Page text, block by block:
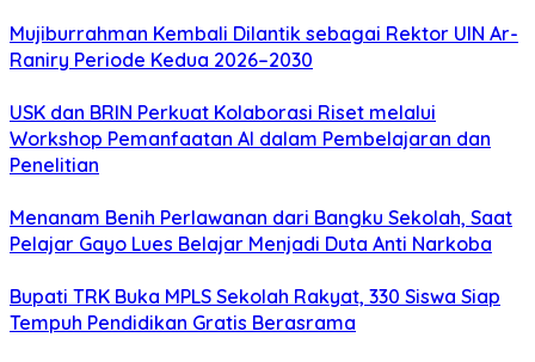
Mujiburrahman Kembali Dilantik sebagai Rektor UIN Ar-
Raniry Periode Kedua 2026–2030
USK dan BRIN Perkuat Kolaborasi Riset melalui
Workshop Pemanfaatan AI dalam Pembelajaran dan
Penelitian
Menanam Benih Perlawanan dari Bangku Sekolah, Saat
Pelajar Gayo Lues Belajar Menjadi Duta Anti Narkoba
Bupati TRK Buka MPLS Sekolah Rakyat, 330 Siswa Siap
Tempuh Pendidikan Gratis Berasrama